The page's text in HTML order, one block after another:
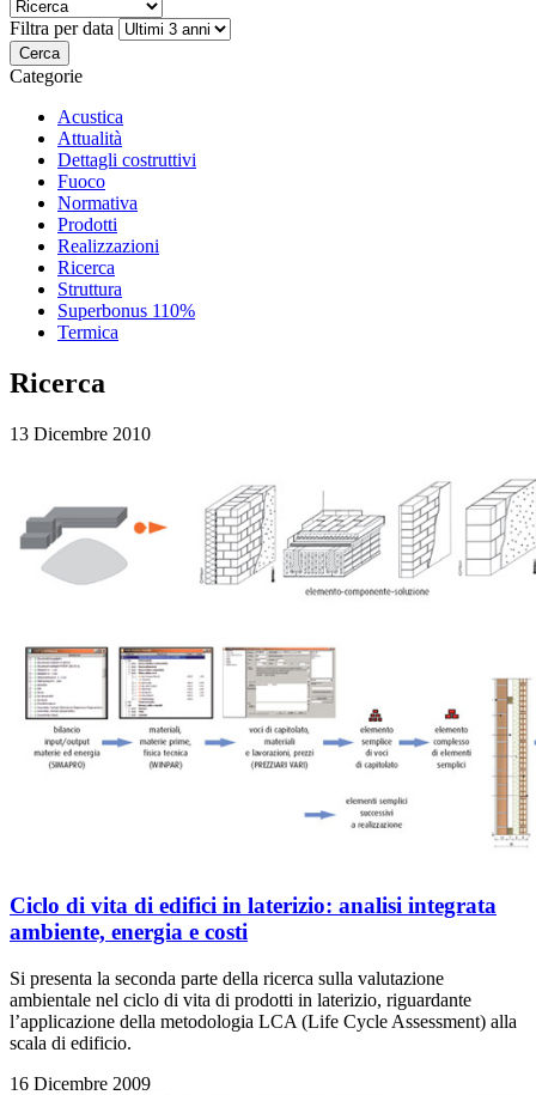
Filtra per data
Cerca
Categorie
Acustica
Attualità
Dettagli costruttivi
Fuoco
Normativa
Prodotti
Realizzazioni
Ricerca
Struttura
Superbonus 110%
Termica
Ricerca
13 Dicembre 2010
Ciclo di vita di edifici in laterizio: analisi integrata
ambiente, energia e costi
Si presenta la seconda parte della ricerca sulla valutazione
ambientale nel ciclo di vita di prodotti in laterizio, riguardante
l’applicazione della metodologia LCA (Life Cycle Assessment) alla
scala di edificio.
16 Dicembre 2009